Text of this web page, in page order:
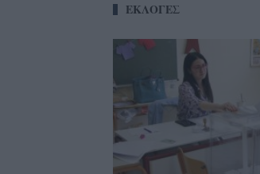
ΕΚΛΟΓΕΣ